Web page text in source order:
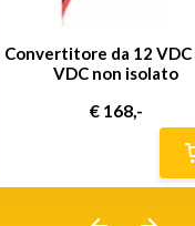
Convertitore da 12 VDC
VDC non isolato
€ 168,-